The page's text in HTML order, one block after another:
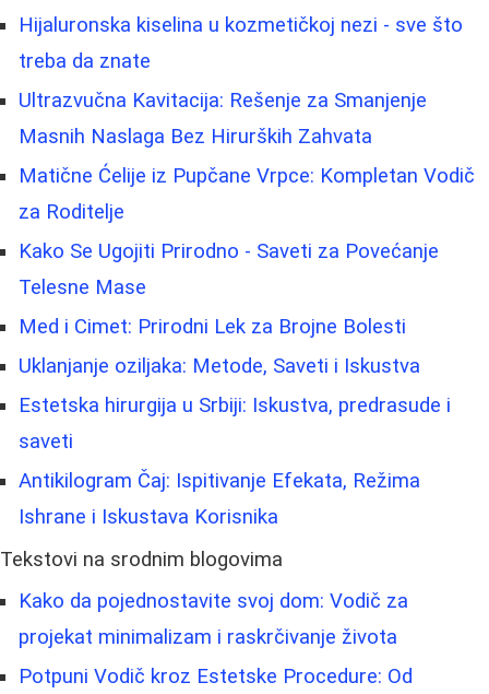
Hijaluronska kiselina u kozmetičkoj nezi - sve što
treba da znate
Ultrazvučna Kavitacija: Rešenje za Smanjenje
Masnih Naslaga Bez Hirurških Zahvata
Matične Ćelije iz Pupčane Vrpce: Kompletan Vodič
za Roditelje
Kako Se Ugojiti Prirodno - Saveti za Povećanje
Telesne Mase
Med i Cimet: Prirodni Lek za Brojne Bolesti
Uklanjanje oziljaka: Metode, Saveti i Iskustva
Estetska hirurgija u Srbiji: Iskustva, predrasude i
saveti
Antikilogram Čaj: Ispitivanje Efekata, Režima
Ishrane i Iskustava Korisnika
Tekstovi na srodnim blogovima
Kako da pojednostavite svoj dom: Vodič za
projekat minimalizam i raskrčivanje života
Potpuni Vodič kroz Estetske Procedure: Od